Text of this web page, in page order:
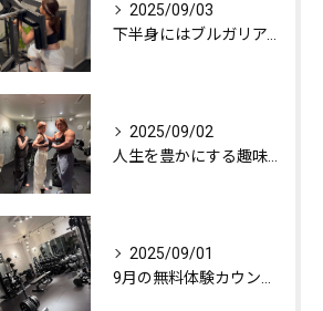
2025/09/03
2025/09/02
2025/09/01